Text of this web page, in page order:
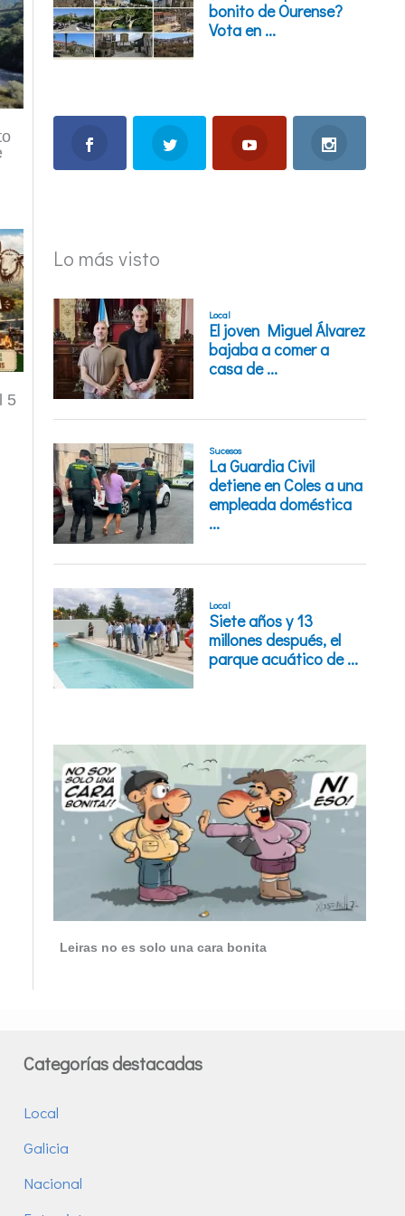
5
Lo más visto
Leiras no es solo una cara bonita
Categorías destacadas
Local
Galicia
Nacional